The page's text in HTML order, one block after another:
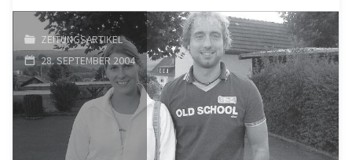
ZEITUNGSARTIKEL
28. SEPTEMBER 2004